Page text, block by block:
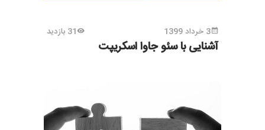
3 خرداد 1399 31 بازدید
آشنایی با سئو جاوا اسکریپت